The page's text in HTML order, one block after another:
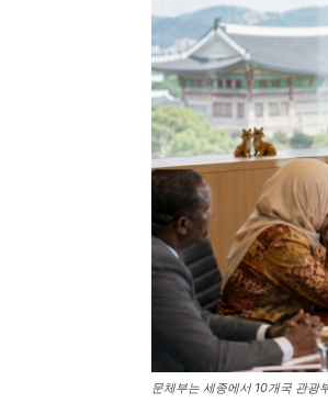
문체부는 세종에서 10개국 관광